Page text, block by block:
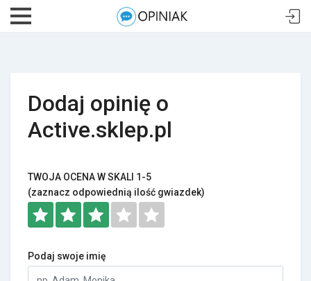
Dodaj opinię o
Active.sklep.pl
TWOJA OCENA W SKALI 1-5
(zaznacz odpowiednią ilość gwiazdek)
Podaj swoje imię